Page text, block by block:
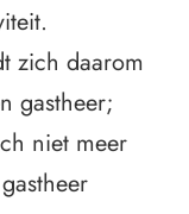
zich daarom
gastheer;
niet meer